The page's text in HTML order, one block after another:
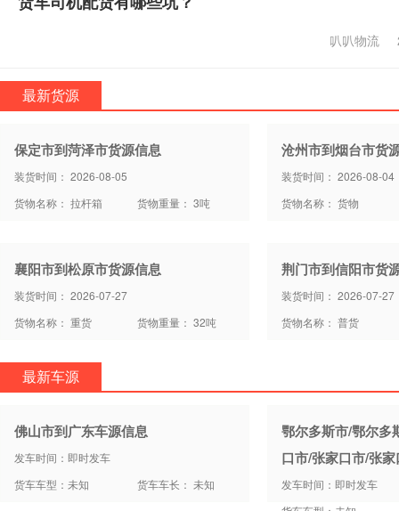
叭叭物流
最新货源
保定市到菏泽市货源信息
装货时间： 2026-08-05
货物名称： 拉杆箱
货物重量： 3吨
沧州市到烟台市货
装货时间： 2026-08-04
货物名称： 货物
襄阳市到松原市货源信息
装货时间： 2026-07-27
货物名称： 重货
货物重量： 32吨
荆门市到信阳市货
装货时间： 2026-07-27
货物名称： 普货
最新车源
佛山市到广东车源信息
发车时间：即时发车
货车车型：未知
货车车长： 未知
鄂尔多斯市/鄂尔多
口市/张家口市/张
发车时间：即时发车